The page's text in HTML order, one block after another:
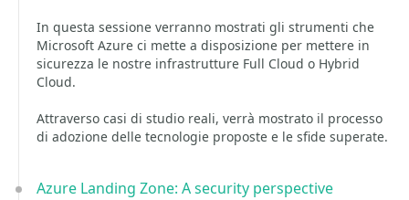
In questa sessione verranno mostrati gli strumenti che
Microsoft Azure ci mette a disposizione per mettere in
sicurezza le nostre infrastrutture Full Cloud o Hybrid
Cloud.
Attraverso casi di studio reali, verrà mostrato il processo
di adozione delle tecnologie proposte e le sfide superate.
Azure Landing Zone: A security perspective